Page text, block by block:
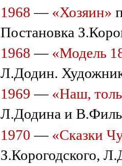
1968 — «Хозяин»
Постановка
1968 — «Модель
Л.Додин.
1969 — «Наш,
Л.Додина и
1970 — «Сказки
З.Корогодского,